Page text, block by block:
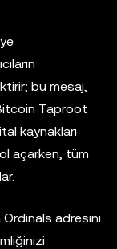
bu mesaj,
Taproot
kaynakları
açarken, tüm
adresini